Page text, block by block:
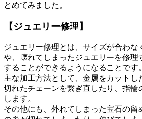
とめてみました。
【ジュエリー修理】
ジュエリー修理とは、サイズが合わな
や、壊れてしまったジュエリーを修理
することができるようになることです。
主な加工方法として、金属をカットし
切れたチェーンを繋ぎ直したり、指輪
します。
その他にも、外れてしまった宝石の留